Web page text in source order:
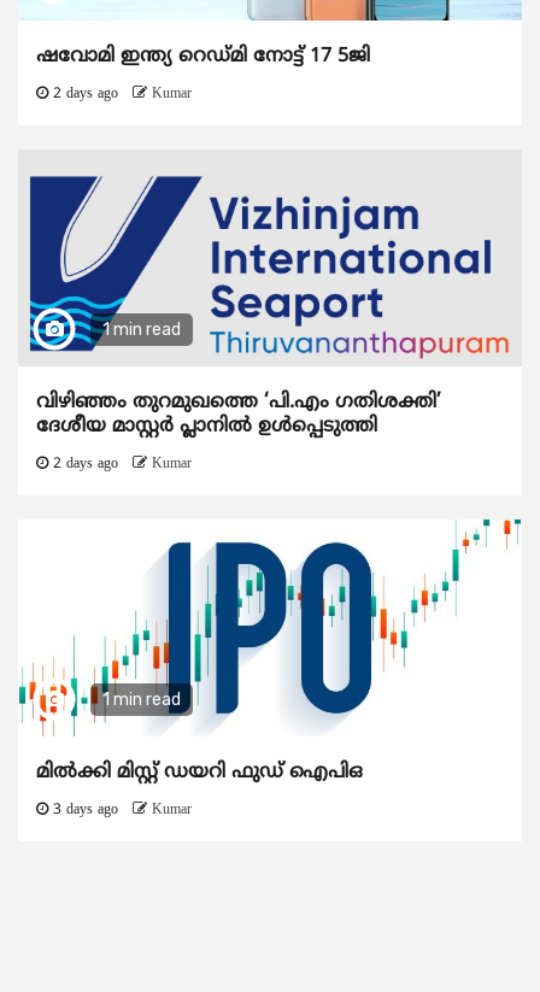
ഷവോമി ഇന്ത്യ റെഡ്മി നോട്ട് 17 5ജി
2 days ago Kumar
1 min read
വിഴിഞ്ഞം തുറമുഖത്തെ ‘പി.എം ഗതിശക്തി’
ദേശീയ മാസ്റ്റർ പ്ലാനിൽ ഉൾപ്പെടുത്തി
2 days ago Kumar
1 min read
മിൽക്കി മിസ്റ്റ് ഡയറി ഫുഡ് ഐപിഒ
3 days ago Kumar